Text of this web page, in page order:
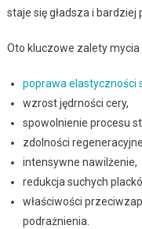
staje się gładsza i bardziej
Oto kluczowe zalety
poprawa elastyczności
wzrost jędrności cery,
spowolnienie procesu
zdolności
intensywne nawilżenie,
redukcja suchych
właściwości
podrażnienia.